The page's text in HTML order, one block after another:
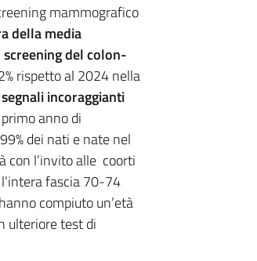
mammografico
della media
del colon-
rispetto al 2024 nella
segnali incoraggianti
anno di
dei nati e nate nel
con l’invito alle coorti
fascia 70-74
compiuto un’età
ulteriore test di